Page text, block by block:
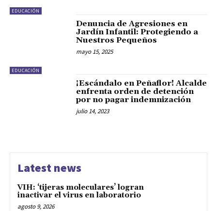
EDUCACIÓN
EDUCACIÓN
Denuncia de Agresiones en
Jardín Infantil: Protegiendo a
Nuestros Pequeños
mayo 15, 2025
¡Escándalo en Peñaflor! Alcalde
enfrenta orden de detención
por no pagar indemnización
julio 14, 2023
Latest news
VIH: ‘tijeras moleculares’ logran
inactivar el virus en laboratorio
agosto 9, 2026